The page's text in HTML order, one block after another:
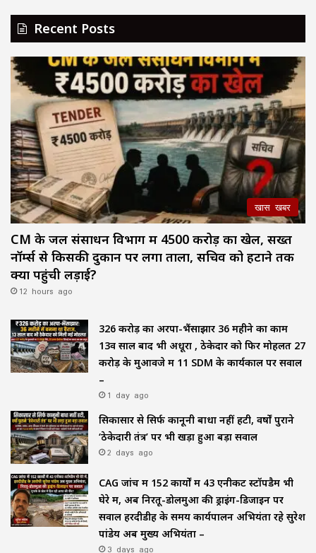
Recent Posts
खास खबर
CM के जल संसाधन विभाग में ₹4500 करोड़ का खेल, सख्त
नॉर्म्स से किसकी दुकान पर लगा ताला, सचिव को हटाने तक
क्यों पहुंची लड़ाई?
12 hours ago
₹326 करोड़ का अरपा-भैंसाझार 36 महीने का काम
13वें साल बाद भी अधूरा , ठेकेदार को फिर मोहलत ₹27
करोड़ के मुआवजे में 11 SDM के कार्यकाल पर सवाल
–
1 day ago
सिकासार से सिर्फ कानूनी बाधा नहीं हटी, वर्षों पुराने
‘ठेकेदारी तंत्र’ पर भी खड़ा हुआ बड़ा सवाल
2 days ago
CAG जांच में 152 कार्यों में 43 एनीकट स्टॉपडैम भी
घेरे में, अब निरतू-डोलमुआ की ड्राइंग-डिजाइन पर
सवाल हरदीडीह के समय कार्यपालन अभियंता रहे सुरेश
पांडेय अब मुख्य अभियंता –
3 days ago